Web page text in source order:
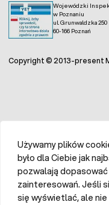
Wojewódzki
w Poznaniu
ul. Grunwaldzka 250
60-166 Poznań
Copyright © 2013-present
Używamy plików
było dla Ciebie jak
pozwalają
zainteresowań. Jeśli
się wyświetlać, ale